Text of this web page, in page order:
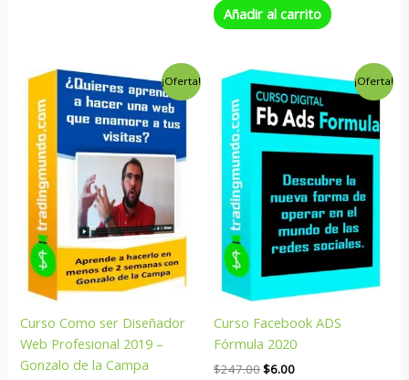
Añadir al carrito
¡Oferta!
Curso Como ser Diseñador
Web Profesional 2019 –
Gonzalo de la Campa
El
precio
original
era:
$345.00.
El
precio
actual
es:
$9.00.
¡Oferta!
Curso Facebook ADS
Fórmula 2020
$247.00
El
precio
original
era:
$247.00.
$6.00
El
precio
actual
es:
$6.00.